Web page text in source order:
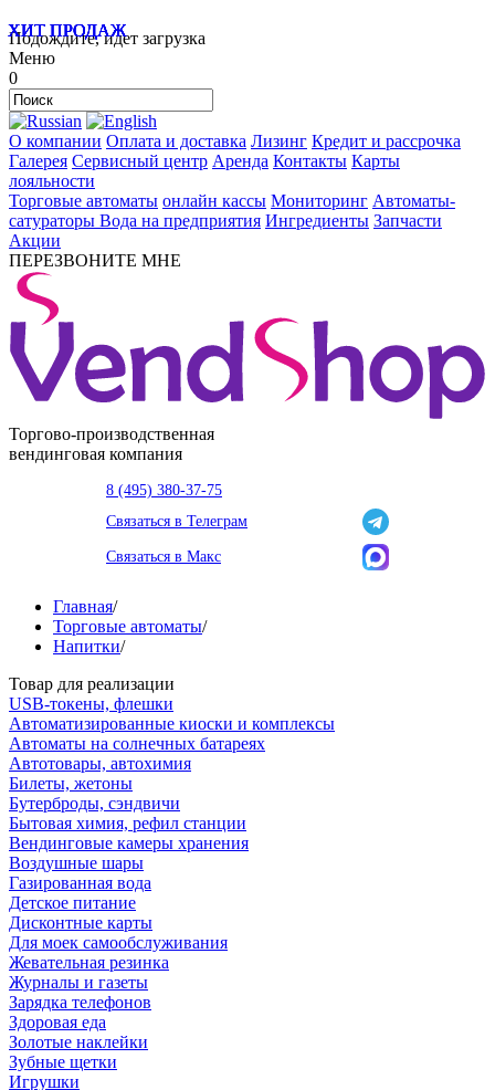
Подождите, идет загрузка
Меню
0
О компании Оплата и доставка Лизинг Кредит и рассрочка
Галерея Сервисный центр Аренда Контакты Карты
лояльности
Торговые автоматы онлайн кассы Мониторинг Автоматы-
сатураторы Вода на предприятия Ингредиенты Запчасти
Акции
ПЕРЕЗВОНИТЕ МНЕ
Торгово-производственная
вендинговая компания
8 (495) 380-37-75
Связаться в Телеграм
Связаться в Макс
Главная/
Торговые автоматы/
Напитки/
Товар для реализации
USB-токены, флешки
Автоматизированные киоски и комплексы
Автоматы на солнечных батареях
Автотовары, автохимия
Билеты, жетоны
Бутерброды, сэндвичи
Бытовая химия, рефил станции
Вендинговые камеры хранения
Воздушные шары
Газированная вода
Детское питание
Дисконтные карты
Для моек самообслуживания
Жевательная резинка
Журналы и газеты
Зарядка телефонов
Здоровая еда
Золотые наклейки
Зубные щетки
Игрушки
ХИТ ПРОДАЖ
ХИТ ПРОДАЖ
ХИТ ПРОДАЖ
ХИТ ПРОДАЖ
ХИТ ПРОДАЖ